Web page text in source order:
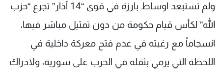
ولم تستبعد اوساط بارزة في قوى “14 آذار” تجرع “حزب
الله” لكأس قيام حكومة من دون تمثيل مباشر فيها،
انسجاماً مع رغبته في عدم فتح معركة داخلية في
اللحظة التي يرمي بثقله في الحرب على سورية، ولادراك